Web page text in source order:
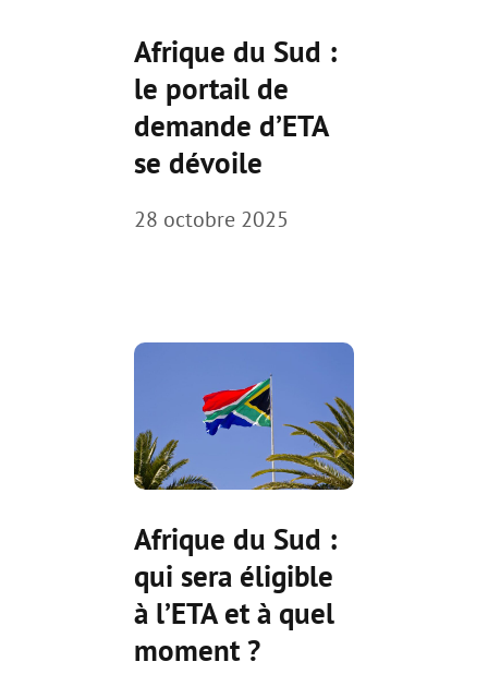
Afrique du Sud :
le portail de
demande d’ETA
se dévoile
28 octobre 2025
Afrique du Sud :
qui sera éligible
à l’ETA et à quel
moment ?